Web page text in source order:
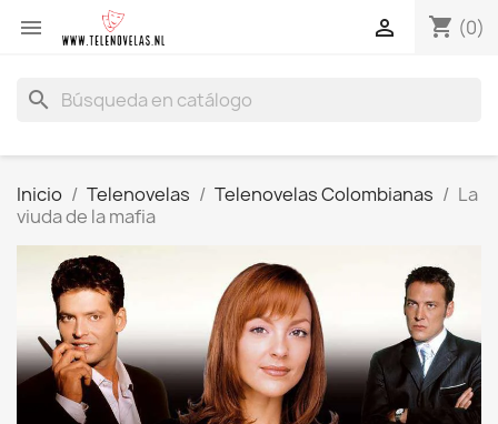
 shopping_cart (0)

search
Inicio Telenovelas Telenovelas Colombianas
La
viuda de la mafia